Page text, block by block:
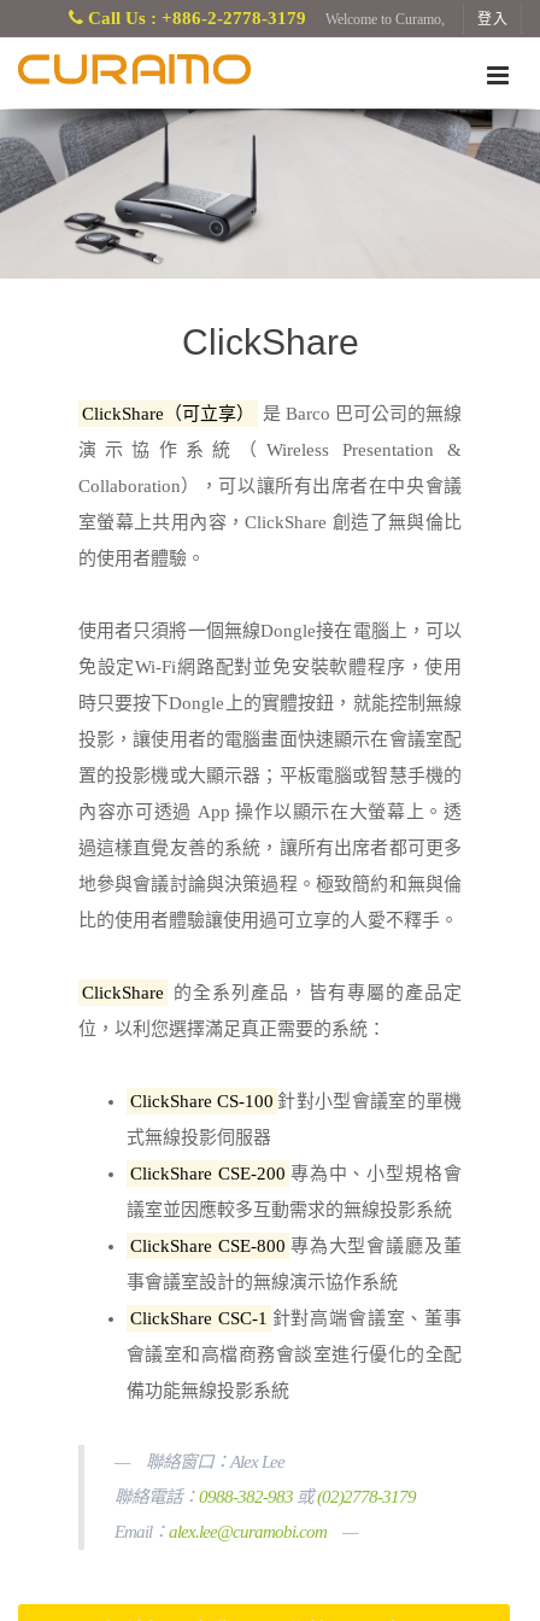
Call Us : +886-2-2778-3179 Welcome to Curamo, 登入
ClickShare
ClickShare（可立享）
是 Barco 巴可公司的無線
演示協作系統（Wireless Presentation &
Collaboration），可以讓所有出席者在中央會議
室螢幕上共用內容，ClickShare 創造了無與倫比
的使用者體驗。
使用者只須將一個無線Dongle接在電腦上，可以
免設定Wi-Fi網路配對並免安裝軟體程序，使用
時只要按下Dongle上的實體按鈕，就能控制無線
投影，讓使用者的電腦畫面快速顯示在會議室配
置的投影機或大顯示器；平板電腦或智慧手機的
內容亦可透過 App 操作以顯示在大螢幕上。透
過這樣直覺友善的系統，讓所有出席者都可更多
地參與會議討論與決策過程。極致簡約和無與倫
比的使用者體驗讓使用過可立享的人愛不釋手。
ClickShare
的全系列產品，皆有專屬的產品定
位，以利您選擇滿足真正需要的系統：
ClickShare CS-100 針對小型會議室的單機
式無線投影伺服器
ClickShare CSE-200 專為中、小型規格會
議室並因應較多互動需求的無線投影系統
ClickShare CSE-800 專為大型會議廳及董
事會議室設計的無線演示協作系統
ClickShare CSC-1 針對高端會議室、董事
會議室和高檔商務會談室進行優化的全配
備功能無線投影系統
聯絡窗口：Alex Lee
聯絡電話：0988-382-983或(02)2778-3179
Email：alex.lee@curamobi.com